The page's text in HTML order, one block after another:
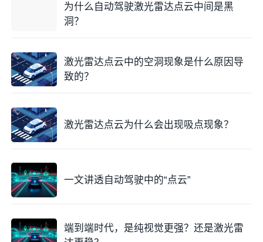
连续发射的激光点在一段时间内累积而成的。对于机械
式扫描雷达，完成一次360度的全周扫描通常需要约
在这一扫描周期内，如果激光雷达所在的车辆或机器人
正在高速行驶、转弯或者发生剧烈的颠簸，那么雷达本
化。这意味着，在同一帧点云中，第一个点和最后一个
点所对应的坐标系原点已经发生了物理位移。
标系中，点云就会发生明显的“形变”或“拉伸”。这种在
物体轮廓边缘产生的错位，在视觉上非常类似于摄影中
圆柱形的电线杆变成了一串螺旋上升的虚假轨迹。这种
随运动而生的虚假延伸，是点云拖尾的第二大物理来
为什么自动驾驶激光雷达点云中间是黑
洞？
激光雷达点云中的空洞现象是什么原因导
致的？
激光雷达点云为什么会出现吸点现象？
一文讲透自动驾驶中的“点云”
端到端时代，是纯视觉更强？还是激光雷